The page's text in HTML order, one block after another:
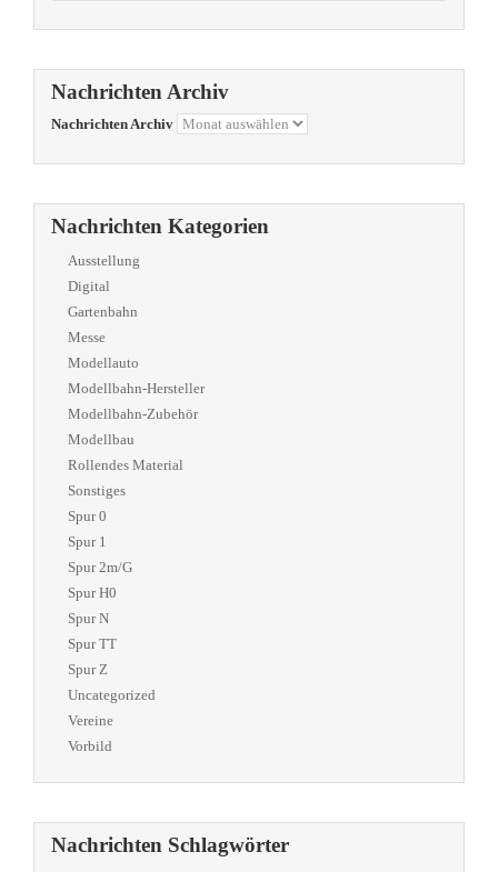
Nachrichten Archiv
Nachrichten Archiv
Nachrichten Kategorien
Ausstellung
Digital
Gartenbahn
Messe
Modellauto
Modellbahn-Hersteller
Modellbahn-Zubehör
Modellbau
Rollendes Material
Sonstiges
Spur 0
Spur 1
Spur 2m/G
Spur H0
Spur N
Spur TT
Spur Z
Uncategorized
Vereine
Vorbild
Nachrichten Schlagwörter